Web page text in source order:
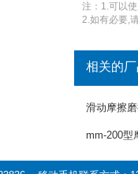
注：1.可以
2.如有必要,
相关的厂
滑动摩擦
mm-200型